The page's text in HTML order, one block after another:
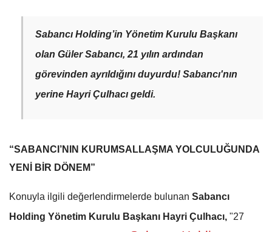
Sabancı Holding’in Yönetim Kurulu Başkanı
olan Güler Sabancı, 21 yılın ardından
görevinden ayrıldığını duyurdu! Sabancı'nın
yerine Hayri Çulhacı geldi.
“SABANCI’NIN KURUMSALLAŞMA YOLCULUĞUNDA
YENİ BİR DÖNEM”
Konuyla ilgili değerlendirmelerde bulunan Sabancı
Holding Yönetim Kurulu Başkanı Hayri Çulhacı, "27